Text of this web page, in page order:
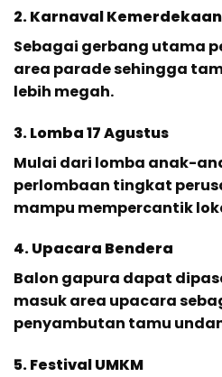
2. Karnaval Kemerdekaan
Sebagai gerbang utama
area parade sehingga
lebih megah.
3. Lomba 17 Agustus
Mulai dari lomba anak-
perlombaan tingkat
mampu mempercantik
4. Upacara Bendera
Balon gapura dapat
masuk area upacara
penyambutan tamu
5. Festival UMKM